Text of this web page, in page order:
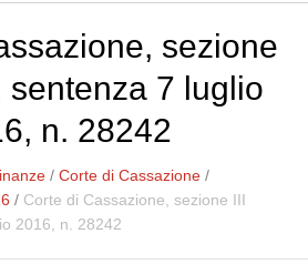
sezione
sentenza 7 luglio
n. 28242
/Corte di Cassazione /
/ Corte di Cassazione, sezione III
2016, n. 28242